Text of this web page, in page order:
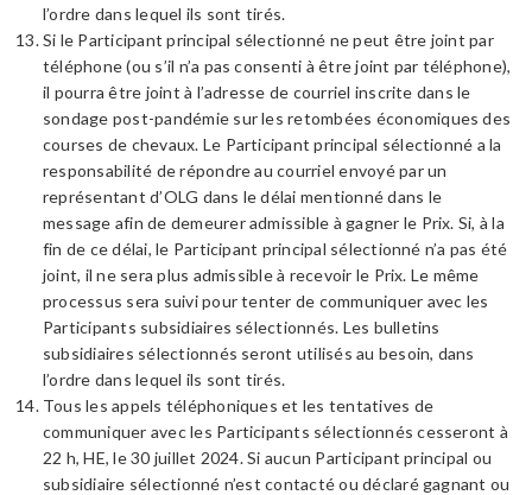
l’ordre dans lequel ils sont tirés.
Si le Participant principal sélectionné ne peut être joint par
téléphone (ou s’il n’a pas consenti à être joint par téléphone),
il pourra être joint à l’adresse de courriel inscrite dans le
sondage post-pandémie sur les retombées économiques des
courses de chevaux. Le Participant principal sélectionné a la
responsabilité de répondre au courriel envoyé par un
représentant d’OLG dans le délai mentionné dans le
message afin de demeurer admissible à gagner le Prix. Si, à la
fin de ce délai, le Participant principal sélectionné n’a pas été
joint, il ne sera plus admissible à recevoir le Prix. Le même
processus sera suivi pour tenter de communiquer avec les
Participants subsidiaires sélectionnés. Les bulletins
subsidiaires sélectionnés seront utilisés au besoin, dans
l’ordre dans lequel ils sont tirés.
Tous les appels téléphoniques et les tentatives de
communiquer avec les Participants sélectionnés cesseront à
22 h, HE, le 30 juillet 2024. Si aucun Participant principal ou
subsidiaire sélectionné n’est contacté ou déclaré gagnant ou